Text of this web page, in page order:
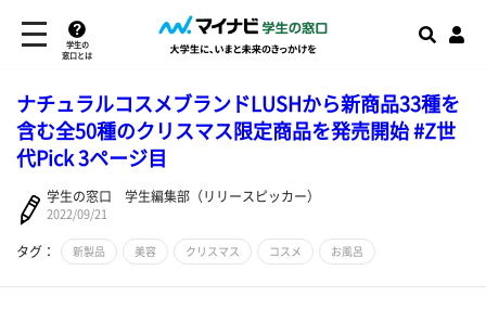
学生の
窓口とは
ナチュラルコスメブランドLUSHから新商品33種を
含む全50種のクリスマス限定商品を発売開始 #Z世
代Pick 3ページ目
学生の窓口 学生編集部（リリースピッカー）
2022/09/21
タグ： 新製品 美容 クリスマス コスメ お風呂